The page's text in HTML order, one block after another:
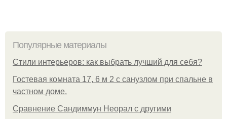
Популярные материалы
Стили интерьеров: как выбрать лучший для себя?
Гостевая комната 17, 6 м 2 с санузлом при спальне в
частном доме.
Сравнение Сандиммун Неорал с другими